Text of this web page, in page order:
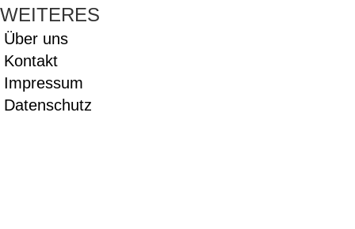
WEITERES
Über uns
Kontakt
Impressum
Datenschutz